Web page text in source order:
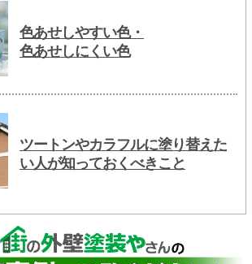
色あせしやすい色・
色あせしにくい色
ツートンやカラフルに塗り替えた
い人が知っておくべきこと